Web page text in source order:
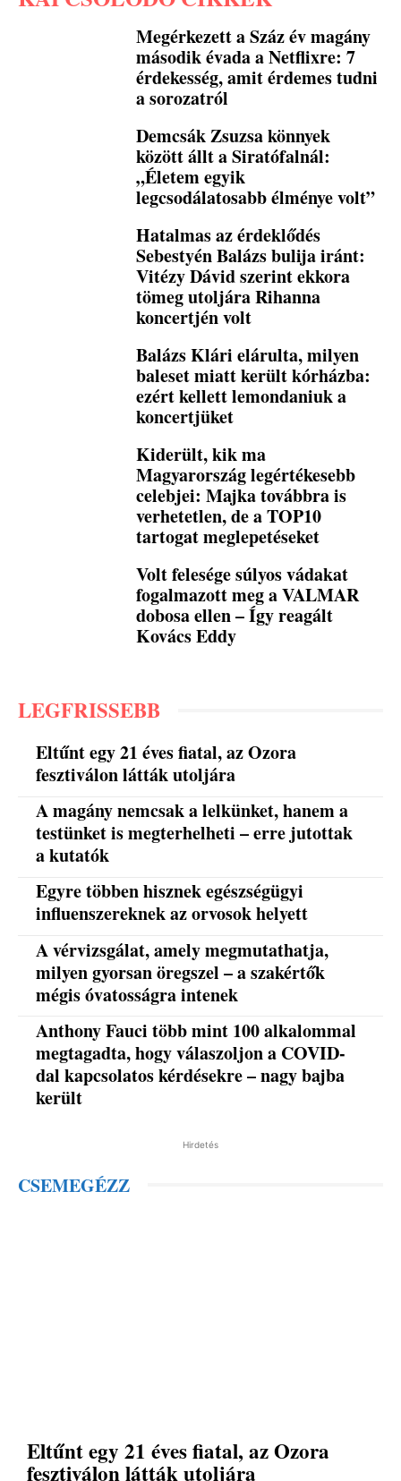
Megérkezett a Száz év magány
második évada a Netflixre: 7
érdekesség, amit érdemes tudni
a sorozatról
Demcsák Zsuzsa könnyek
között állt a Siratófalnál:
„Életem egyik
legcsodálatosabb élménye volt”
Hatalmas az érdeklődés
Sebestyén Balázs bulija iránt:
Vitézy Dávid szerint ekkora
tömeg utoljára Rihanna
koncertjén volt
Balázs Klári elárulta, milyen
baleset miatt került kórházba:
ezért kellett lemondaniuk a
koncertjüket
Kiderült, kik ma
Magyarország legértékesebb
celebjei: Majka továbbra is
verhetetlen, de a TOP10
tartogat meglepetéseket
Volt felesége súlyos vádakat
fogalmazott meg a VALMAR
dobosa ellen – Így reagált
Kovács Eddy
LEGFRISSEBB
Eltűnt egy 21 éves fiatal, az Ozora
fesztiválon látták utoljára
A magány nemcsak a lelkünket, hanem a
testünket is megterhelheti – erre jutottak
a kutatók
Egyre többen hisznek egészségügyi
influenszereknek az orvosok helyett
A vérvizsgálat, amely megmutathatja,
milyen gyorsan öregszel – a szakértők
mégis óvatosságra intenek
Anthony Fauci több mint 100 alkalommal
megtagadta, hogy válaszoljon a COVID-
dal kapcsolatos kérdésekre – nagy bajba
került
Hirdetés
CSEMEGÉZZ
Eltűnt egy 21 éves fiatal, az Ozora
fesztiválon látták utoljára